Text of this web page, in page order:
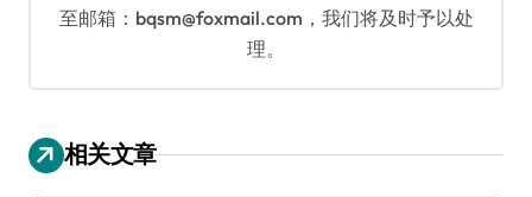
至邮箱：bqsm@foxmail.com，我们将及时予以处
理。
相关文章